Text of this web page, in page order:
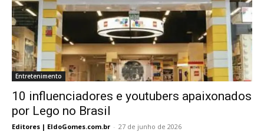
Entretenimento
10 influenciadores e youtubers apaixonados
por Lego no Brasil
Editores | EldoGomes.com.br - 27 de junho de 2026